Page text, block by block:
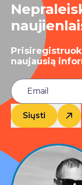
naujausią
Siųsti